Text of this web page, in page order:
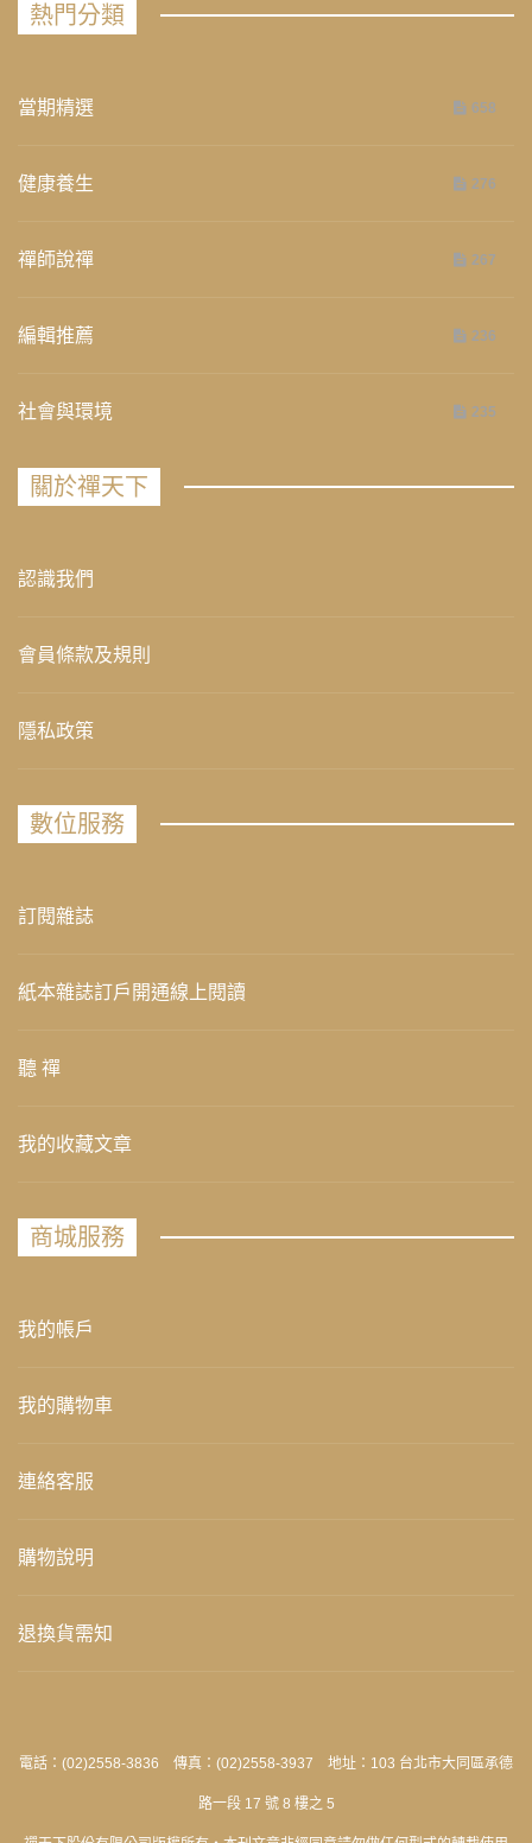
熱門分類
當期精選 658
健康養生 276
禪師說禪 267
編輯推薦 236
社會與環境 235
關於禪天下
認識我們
會員條款及規則
隱私政策
數位服務
訂閱雜誌
紙本雜誌訂戶開通線上閱讀
聽 禪
我的收藏文章
商城服務
我的帳戶
我的購物車
連絡客服
購物說明
退換貨需知
電話：(02)2558-3836 傳真：(02)2558-3937 地址：103 台北市大同區承德
路一段 17 號 8 樓之 5